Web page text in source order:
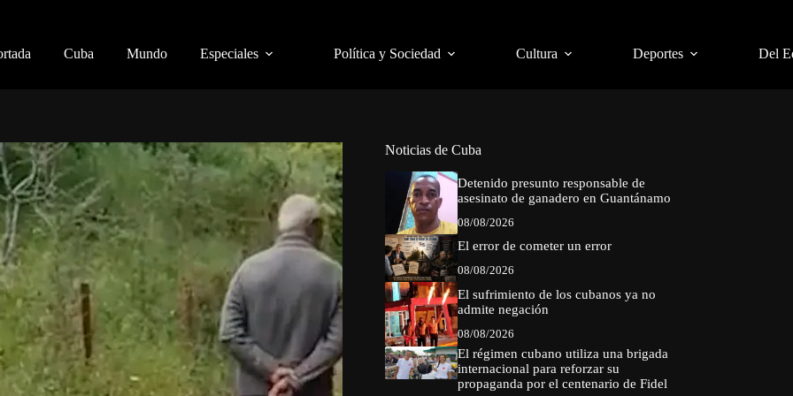
Cuba Mundo Especiales Política y Sociedad Cultura Deportes Del
Noticias de Cuba
Detenido presunto responsable de
asesinato de ganadero en Guantánamo
08/08/2026
El error de cometer un error
08/08/2026
El sufrimiento de los cubanos ya no
admite negación
08/08/2026
El régimen cubano utiliza una brigada
internacional para reforzar su
propaganda por el centenario de Fidel